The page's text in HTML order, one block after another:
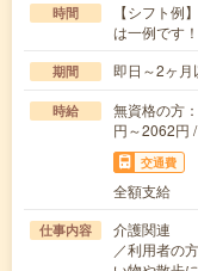
時間
【シフト例
は一例です
期間 即日～2ヶ
時給
無資格の方
円～2062円
交通費
全額支給
仕事内容
介護関連
／利用者の